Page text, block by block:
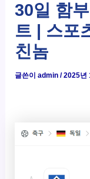
30일 함
트 | 스포
친놈
글쓴이admin/2025년